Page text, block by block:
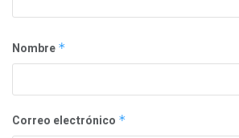
Nombre *
Correo electrónico *